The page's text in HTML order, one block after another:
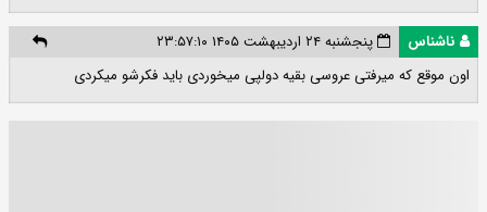
ناشناس
پنجشنبه ۲۴ اردیبهشت ۱۴۰۵ ۲۳:۵۷:۱۰
اون موقع که میرفتی عروسی بقیه دولپی میخوردی باید فکرشو میکردی